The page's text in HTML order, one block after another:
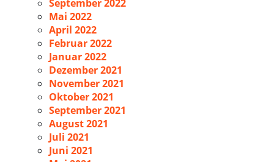
September 2022
Mai 2022
April 2022
Februar 2022
Januar 2022
Dezember 2021
November 2021
Oktober 2021
September 2021
August 2021
Juli 2021
Juni 2021